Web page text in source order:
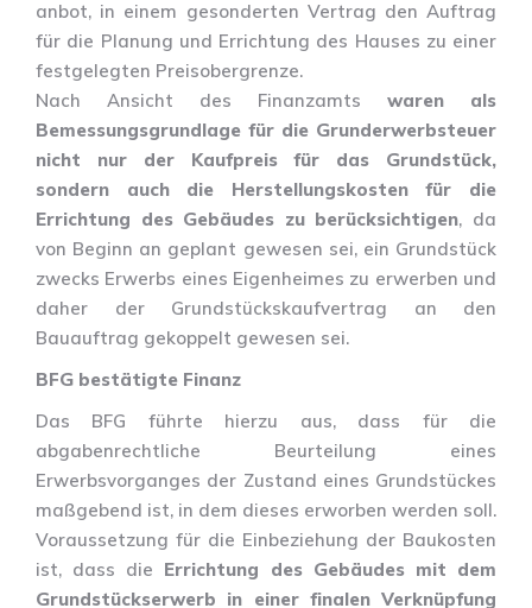
anbot, in einem gesonderten Vertrag den Auftrag
für die Planung und Errichtung des Hauses zu einer
festgelegten Preisobergrenze.
Nach Ansicht des Finanzamts waren als
Bemessungsgrundlage für die Grunderwerbsteuer
nicht nur der Kaufpreis für das Grundstück,
sondern auch die Herstellungskosten für die
Errichtung des Gebäudes zu berücksichtigen, da
von Beginn an geplant gewesen sei, ein Grundstück
zwecks Erwerbs eines Eigenheimes zu erwerben und
daher der Grundstückskaufvertrag an den
Bauauftrag gekoppelt gewesen sei.
BFG bestätigte Finanz
Das BFG führte hierzu aus, dass für die
abgabenrechtliche Beurteilung eines
Erwerbsvorganges der Zustand eines Grundstückes
maßgebend ist, in dem dieses erworben werden soll.
Voraussetzung für die Einbeziehung der Baukosten
ist, dass die Errichtung des Gebäudes mit dem
Grundstückserwerb in einer finalen Verknüpfung